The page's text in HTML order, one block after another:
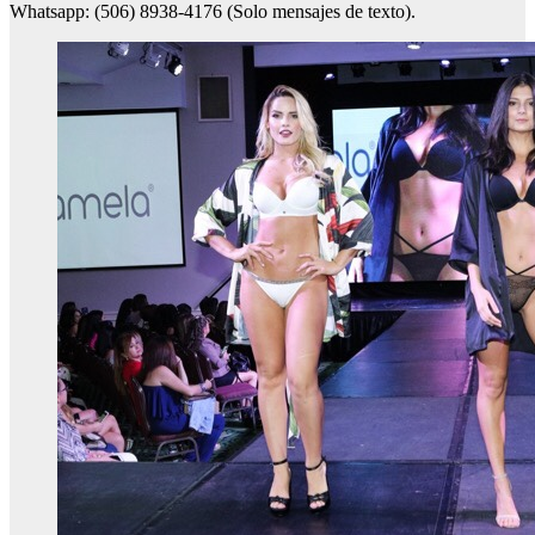
Whatsapp: (506) 8938-4176 (Solo mensajes de texto).